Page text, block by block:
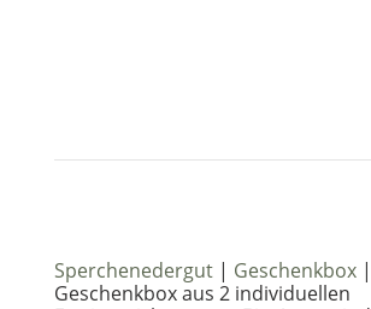
Sperchenedergut| Geschenkbox|
Geschenkbox aus 2 individuellen